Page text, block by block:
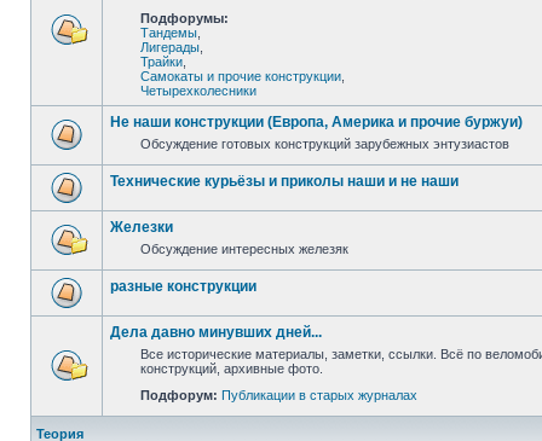
Подфорумы:
Тандемы
Лигерады
Трайки
Самокаты и прочие конструкции
Четырехколесники
Не наши конструкции (Европа, Америка и прочие буржуи)
Обсуждение готовых конструкций зарубежных энтузиастов
Технические курьёзы и приколы наши и не наши
Железки
Обсуждение интересных железяк
разные конструкции
Дела давно минувших дней...
Все исторические материалы, заметки, ссылки. Всё по
конструкций, архивные фото.
Подфорум: Публикации в старых журналах
Теория